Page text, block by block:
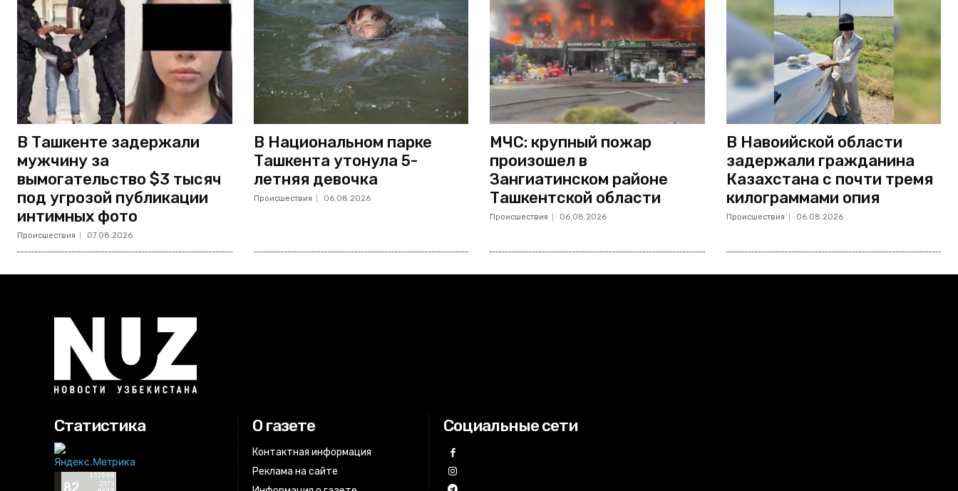
В Ташкенте задержали
мужчину за
вымогательство $3 тысяч
под угрозой публикации
интимных фото
Происшествия 07.08.2026
В Национальном парке
Ташкента утонула 5-
летняя девочка
Происшествия 06.08.2026
МЧС: крупный пожар
произошел в
Зангиатинском районе
Ташкентской области
Происшествия 06.08.2026
В Навоийской области
задержали гражданина
Казахстана с почти тремя
килограммами опия
Происшествия 06.08.2026
Статистика О газете
Контактная информация
Реклама на сайте
Социальные сети